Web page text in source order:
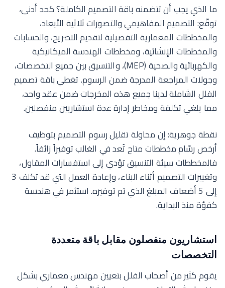
ما الذي يجب أن تتضمنه باقة التصميم الكاملة؟ كحد أدنى،
توقّع: التصميم المفاهيمي والتصورات ثلاثية الأبعاد،
والمخططات المعمارية التفصيلية لتقديم التصريح، والحسابات
والمخططات الإنشائية، ومخططات الهندسة الميكانيكية
والكهربائية والصحية (MEP)، والتنسيق بين جميع التخصصات،
وجولات المراجعة المدرجة ضمن الرسوم. تغطيباقة تصميم
الفلل الشاملةلدينا جميع هذه المخرجات ضمن عقد واحد،
مما يلغي تكلفة ومخاطر إدارة عدة استشاريين منفصلين.
نقطة جوهرية: إن محاولة تقليل رسوم التصميم بتوظيف
أرخص رسّام مخططات متاح تُعد في الغالب توفيراً زائفاً.
فالمخططات سيئة التنسيق تؤدي إلى استفسارات المقاول،
وتغييرات التصميم أثناء البناء، وإعادة العمل التي قد تكلف 3
إلى 5 أضعاف المبلغ الذي تم توفيره. استثمر في هندسة
كفؤة منذ البداية.
استشاريون منفصلون مقابل باقة متعددة
التخصصات
يقوم كثير من أصحاب الفلل بتعيين مهندس معماري بشكل